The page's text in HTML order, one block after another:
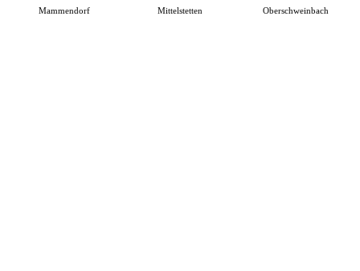
Mammendorf Mittelstetten Oberschweinbach